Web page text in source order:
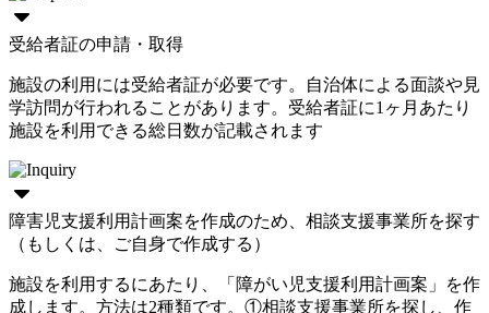
受給者証の申請・取得
施設の利用には受給者証が必要です。自治体による面談や見
学訪問が行われることがあります。受給者証に1ヶ月あたり
施設を利用できる総日数が記載されます
障害児支援利用計画案を作成のため、相談支援事業所を探す
（もしくは、ご自身で作成する）
施設を利用するにあたり、「障がい児支援利用計画案」を作
成します。方法は2種類です。①相談支援事業所を探し、作